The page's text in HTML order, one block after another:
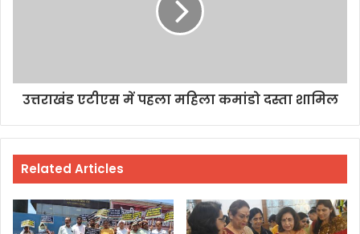
उत्तराखंड एटीएस में पहला महिला कमांडो दस्ता शामिल
Related Articles